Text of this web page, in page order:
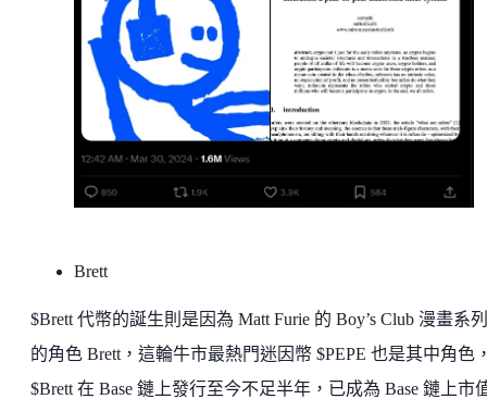
Brett
$Brett 代幣的誕生則是因為 Matt Furie 的 Boy’s Club 漫畫系
的角色 Brett，這輪牛市最熱門迷因幣 $PEPE 也是其中角色
$Brett 在 Base 鏈上發行至今不足半年，已成為 Base 鏈上市